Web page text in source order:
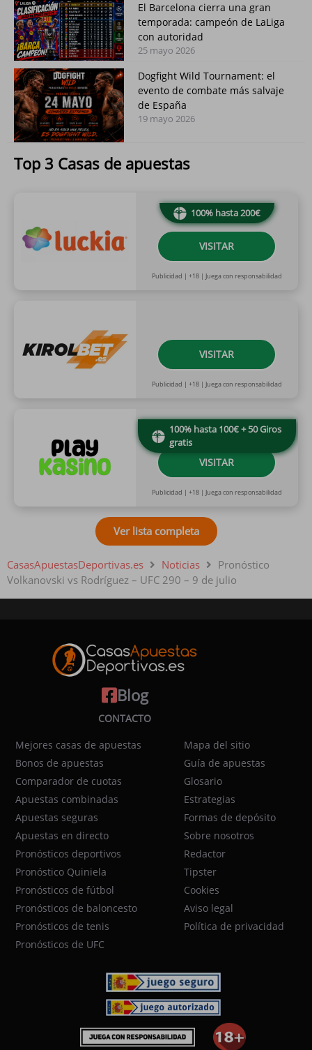
El Barcelona cierra una gran
temporada: campeón de LaLiga
con autoridad
25 mayo 2026
Dogfight Wild Tournament: el
evento de combate más salvaje
de España
19 mayo 2026
Top 3 Casas de apuestas
100% hasta 200€
VISITAR
Publicidad | +18 | Juega con responsabilidad
VISITAR
Publicidad | +18 | Juega con responsabilidad
100% hasta 100€ + 50 Giros
gratis
VISITAR
Publicidad | +18 | Juega con responsabilidad
Ver lista completa
CasasApuestasDeportivas.es Noticias
Pronóstico
Volkanovski vs Rodríguez – UFC 290 – 9 de julio
Blog
CONTACTO
Mejores casas de apuestas
Bonos de apuestas
Comparador de cuotas
Apuestas combinadas
Apuestas seguras
Apuestas en directo
Pronósticos deportivos
Pronóstico Quiniela
Pronósticos de fútbol
Pronósticos de baloncesto
Pronósticos de tenis
Pronósticos de UFC
Mapa del sitio
Guía de apuestas
Glosario
Estrategias
Formas de depósito
Sobre nosotros
Redactor
Tipster
Cookies
Aviso legal
Política de privacidad